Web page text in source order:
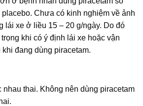
Chưa có kinh nghiệm về ảnh
lái xe ở liều 15 – 20 g/ngày. Do đó
khi có ý định lái xe hoặc vận
khi đang dùng piracetam.
thai. Không nên dùng piracetam